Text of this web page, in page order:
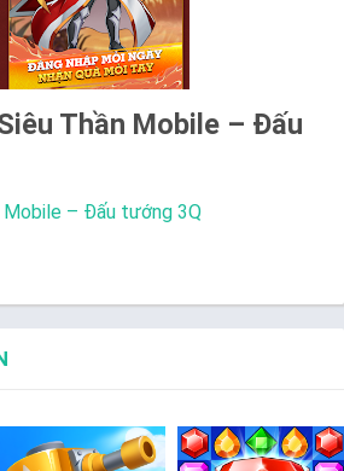
Thần Mobile – Đấu
Mobile – Đấu tướng 3Q